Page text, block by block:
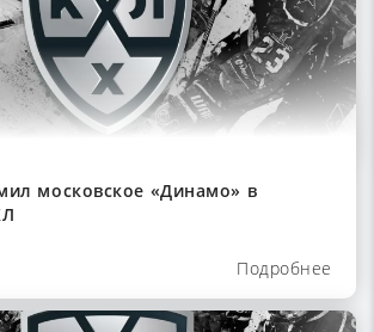
московское «Динамо» в
Подробнее